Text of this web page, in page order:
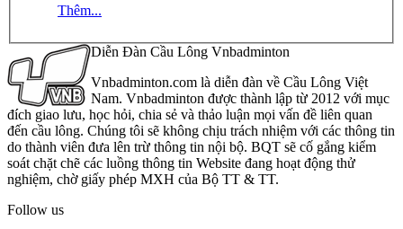
Thêm...
Diễn Đàn Cầu Lông Vnbadminton
Vnbadminton.com là diễn đàn về Cầu Lông Việt
Nam. Vnbadminton được thành lập từ 2012 với mục
đích giao lưu, học hỏi, chia sẻ và thảo luận mọi vấn đề liên quan
đến cầu lông. Chúng tôi sẽ không chịu trách nhiệm với các thông tin
do thành viên đưa lên trừ thông tin nội bộ. BQT sẽ cố gắng kiểm
soát chặt chẽ các luồng thông tin Website đang hoạt động thử
nghiệm, chờ giấy phép MXH của Bộ TT & TT.
Follow us